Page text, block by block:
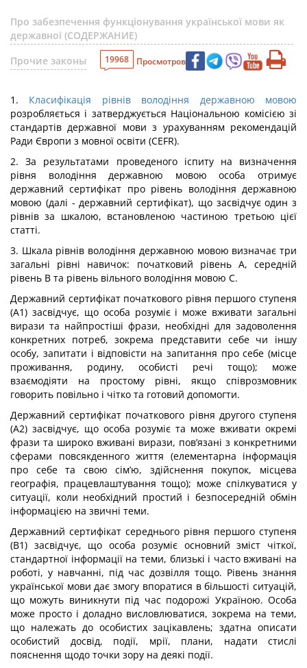
Про забезпечення функціонування української мови як
державної (СОДЕРЖАНИЕ)
Прочие законы
19968 Просмотров
1. Класифікація рівнів володіння державною мовою
розробляється і затверджується Національною комісією зі
стандартів державної мови з урахуванням рекомендацій
Ради Європи з мовної освіти (CEFR).
2. За результатами проведеного іспиту на визначення
рівня володіння державною мовою особа отримує
державний сертифікат про рівень володіння державною
мовою (далі - державний сертифікат), що засвідчує один з
рівнів за шкалою, встановленою частиною третьою цієї
статті.
3. Шкала рівнів володіння державною мовою визначає три
загальні рівні навичок: початковий рівень А, середній
рівень В та рівень вільного володіння мовою С.
Державний сертифікат початкового рівня першого ступеня
(А1) засвідчує, що особа розуміє і може вживати загальні
вирази та найпростіші фрази, необхідні для задоволення
конкретних потреб, зокрема представити себе чи іншу
особу, запитати і відповісти на запитання про себе (місце
проживання, родину, особисті речі тощо); може
взаємодіяти на простому рівні, якщо співрозмовник
говорить повільно і чітко та готовий допомогти.
Державний сертифікат початкового рівня другого ступеня
(А2) засвідчує, що особа розуміє та може вживати окремі
фрази та широко вживані вирази, пов’язані з конкретними
сферами повсякденного життя (елементарна інформація
про себе та свою сім’ю, здійснення покупок, місцева
географія, працевлаштування тощо); може спілкуватися у
ситуації, коли необхідний простий і безпосередній обмін
інформацією на звичні теми.
Державний сертифікат середнього рівня першого ступеня
(В1) засвідчує, що особа розуміє основний зміст чіткої,
стандартної інформації на теми, близькі і часто вживані на
роботі, у навчанні, під час дозвілля тощо. Рівень знання
української мови дає змогу впоратися в більшості ситуацій,
що можуть виникнути під час подорожі Україною. Особа
може просто і доладно висловлюватися, зокрема на теми,
що належать до особистих зацікавлень; здатна описати
особистий досвід, події, мрії, плани, надати стислі
пояснення щодо точки зору на деякі події.